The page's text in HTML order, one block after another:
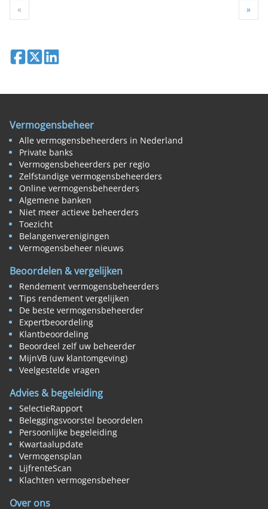
« »
Deel op Facebook
Deel op XDeel op LinkedIn
Vermogensbeheer
Alle vermogensbeheerders in Nederland
Private banks
Vermogensbeheerders per regio
Zelfstandige vermogensbeheerders
Online vermogensbeheerders
Algemene banken
Niet meer actieve beheerders
Toezicht
Belangenverenigingen
Vermogensbeheer nieuws
Beoordelen & vergelijken
Rendement vermogensbeheerders
Tips rendement vergelijken
De beste vermogensbeheerder
Expertbeoordeling
Klantbeoordeling
Beoordeel zelf uw beheerder
MijnVB (uw klantomgeving)
Veelgestelde vragen
Advies & begeleiding
SelectieRapport
Beleggingsvoorstel beoordelen
Persoonlijke begeleiding
Kwartaalupdate
Vermogensplan
LijfrenteScan
Klachten vermogensbeheer
Over ons